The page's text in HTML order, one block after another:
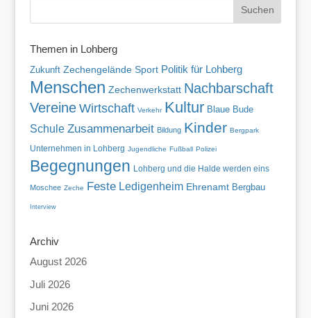
Themen in Lohberg
Zukunft Zechengelände Sport Politik für Lohberg
Menschen Zechenwerkstatt Nachbarschaft
Vereine Wirtschaft Verkehr Kultur Blaue Bude
Schule Zusammenarbeit Bildung Kinder Bergpark
Unternehmen in Lohberg Jugendliche Fußball Polizei
Begegnungen Lohberg und die Halde werden eins
Moschee Zeche Feste Ledigenheim Ehrenamt Bergbau
Interview
Archiv
August 2026
Juli 2026
Juni 2026